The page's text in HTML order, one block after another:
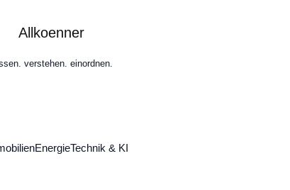
Allkoenner
verstehen. einordnen.
EnergieTechnik & KI